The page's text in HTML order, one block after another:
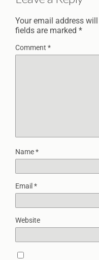
Your email address
fields are marked *
Comment *
Name*
Email *
Website